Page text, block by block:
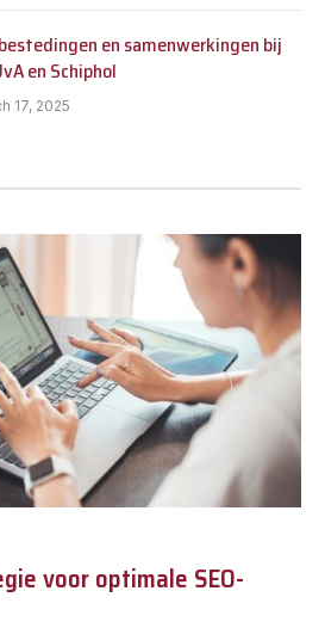
en samenwerkingen bij
en Schiphol
17, 2025
voor optimale SEO-